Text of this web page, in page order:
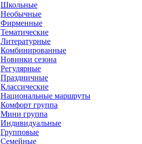
Школьные
Необычные
Фирменные
Тематические
Литературные
Комбинированные
Новинки сезона
Регулярные
Праздничные
Классические
Национальные маршруты
Комфорт группа
Мини группа
Индивидуальные
Групповые
Семейные